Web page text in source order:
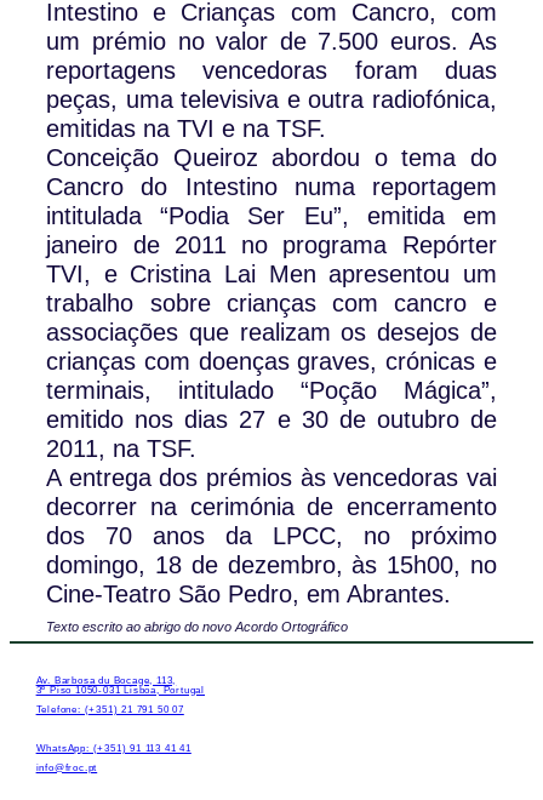
Intestino e Crianças com Cancro, com
um prémio no valor de 7.500 euros. As
reportagens vencedoras foram duas
peças, uma televisiva e outra radiofónica,
emitidas na TVI e na TSF.
Conceição Queiroz abordou o tema do
Cancro do Intestino numa reportagem
intitulada “Podia Ser Eu”, emitida em
janeiro de 2011 no programa Repórter
TVI, e Cristina Lai Men apresentou um
trabalho sobre crianças com cancro e
associações que realizam os desejos de
crianças com doenças graves, crónicas e
terminais, intitulado “Poção Mágica”,
emitido nos dias 27 e 30 de outubro de
2011, na TSF.
A entrega dos prémios às vencedoras vai
decorrer na cerimónia de encerramento
dos 70 anos da LPCC, no próximo
domingo, 18 de dezembro, às 15h00, no
Cine-Teatro São Pedro, em Abrantes.
Texto escrito ao abrigo do novo Acordo Ortográfico
Av. Barbosa du Bocage, 113,
3º Piso 1050-031 Lisboa, Portugal
Telefone: (+351) 21 791 50 07
WhatsApp: (+351) 91 113 41 41
info@froc.pt